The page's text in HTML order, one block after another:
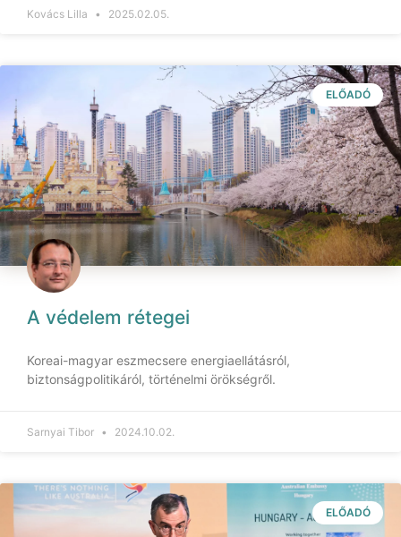
Kovács Lilla 2025.02.05.
ELŐADÓ
A védelem rétegei
Koreai-magyar eszmecsere energiaellátásról,
biztonságpolitikáról, történelmi örökségről.
Sarnyai Tibor 2024.10.02.
ELŐADÓ